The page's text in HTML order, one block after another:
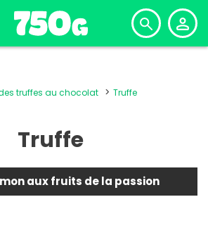
truffes au chocolat
Truffe
Truffe
aux fruits de la passion